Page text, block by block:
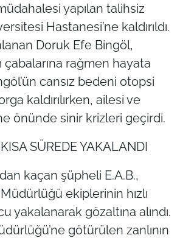
yapılan talihsiz
Hastanesi’ne kaldırıldı.
Doruk Efe Bingöl,
rağmen hayata
cansız bedeni otopsi
kaldırılırken, ailesi ve
önünde sinir krizleri geçirdi.
SÜREDE YAKALANDI
kaçan şüpheli E.A.B.,
ekiplerinin hızlı
yakalanarak gözaltına alındı.
götürülen zanlının